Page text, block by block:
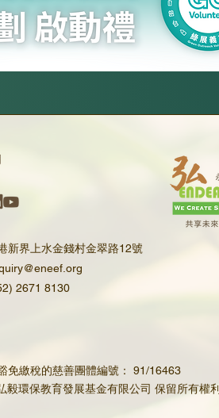
新界上水金錢村金翠路12號
2671 8130
免繳稅的慈善團體編號： 91/16463
毅環保教育發展基金有限公司 保留所有權利